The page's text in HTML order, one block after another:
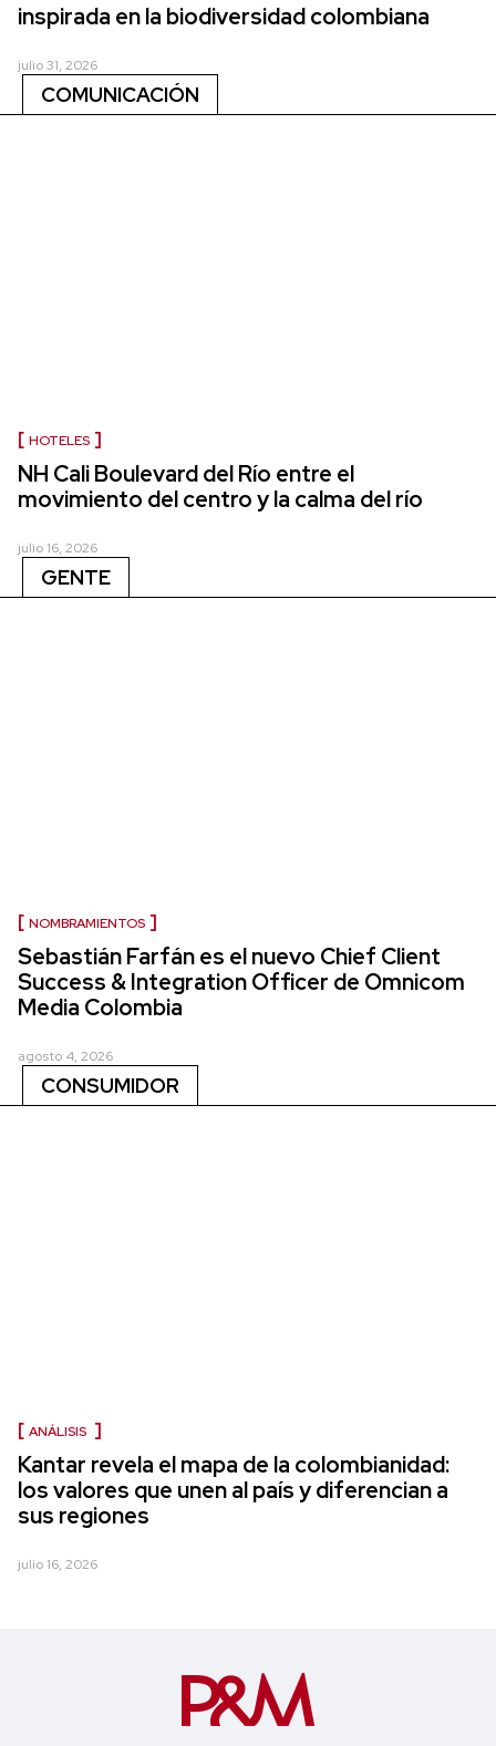
inspirada en la biodiversidad colombiana
julio 31, 2026
COMUNICACIÓN
HOTELES
NH Cali Boulevard del Río entre el
movimiento del centro y la calma del río
julio 16, 2026
GENTE
NOMBRAMIENTOS
Sebastián Farfán es el nuevo Chief Client
Success & Integration Officer de Omnicom
Media Colombia
agosto 4, 2026
CONSUMIDOR
ANÁLISIS
Kantar revela el mapa de la colombianidad:
los valores que unen al país y diferencian a
sus regiones
julio 16, 2026